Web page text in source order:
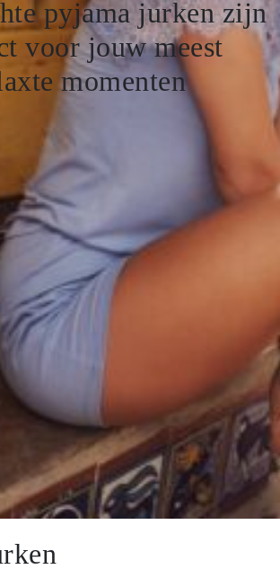
pyjama jurken zijn
voor jouw meest
momenten